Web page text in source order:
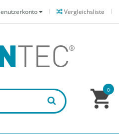
Vergleichsliste
0